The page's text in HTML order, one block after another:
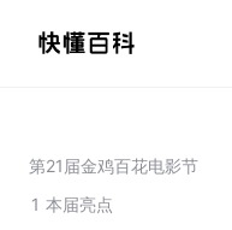
第21届金鸡百花电影节
1 本届亮点